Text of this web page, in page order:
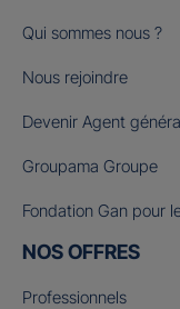
Qui sommes nous ?
Nous rejoindre
Devenir Agent
Groupama Groupe
Fondation Gan pour
NOS OFFRES
Professionnels